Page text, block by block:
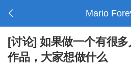
Mario
[讨论] 如果做一个有很
作品，大家想做什么